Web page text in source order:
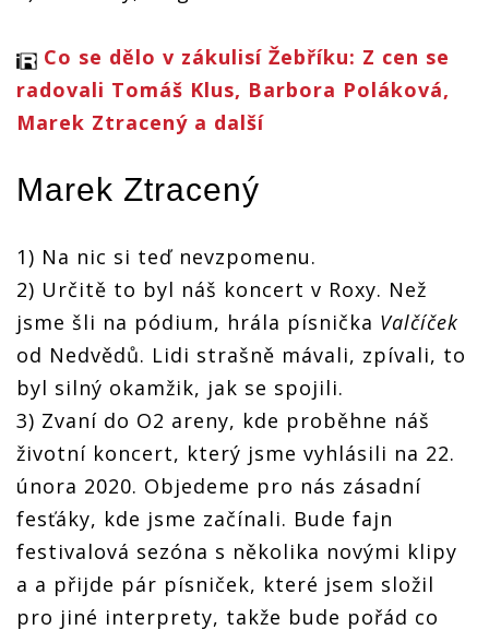
Co se dělo v zákulisí Žebříku: Z cen se
radovali Tomáš Klus, Barbora Poláková,
Marek Ztracený a další
Marek Ztracený
1) Na nic si teď nevzpomenu.
2) Určitě to byl náš koncert v Roxy. Než
jsme šli na pódium, hrála písnička Valčíček
od Nedvědů. Lidi strašně mávali, zpívali, to
byl silný okamžik, jak se spojili.
3) Zvaní do O2 areny, kde proběhne náš
životní koncert, který jsme vyhlásili na 22.
února 2020. Objedeme pro nás zásadní
fesťáky, kde jsme začínali. Bude fajn
festivalová sezóna s několika novými klipy
a a přijde pár písniček, které jsem složil
pro jiné interprety, takže bude pořád co